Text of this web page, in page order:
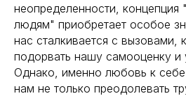
неопределенности,
людям" приобретает особое
нас сталкивается с вызовами,
подорвать нашу самооценку и
Однако, именно любовь к
нам не только преодолевать